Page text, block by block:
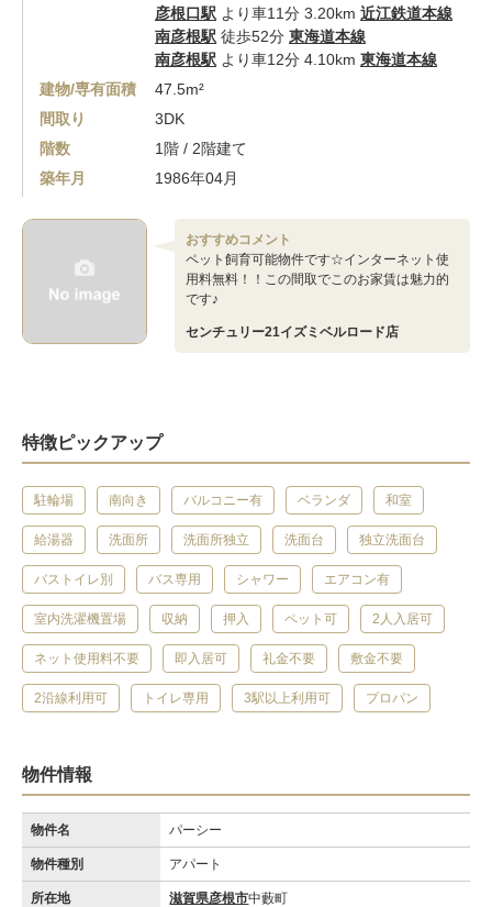
彦根口駅 より車11分 3.20km 近江鉄道本線
南彦根駅 徒歩52分 東海道本線
南彦根駅 より車12分 4.10km 東海道本線
建物/専有面積
47.5m²
間取り
3DK
階数
1階 / 2階建て
築年月
1986年04月
おすすめコメント
ペット飼育可能物件です☆インターネット使
用料無料！！この間取でこのお家賃は魅力的
です♪
センチュリー21イズミベルロード店
特徴ピックアップ
駐輪場 南向き バルコニー有 ベランダ 和室
給湯器 洗面所 洗面所独立 洗面台 独立洗面台
バストイレ別 バス専用 シャワー エアコン有
室内洗濯機置場 収納 押入 ペット可 2人入居可
ネット使用料不要 即入居可 礼金不要 敷金不要
2沿線利用可 トイレ専用 3駅以上利用可 プロパン
物件情報
物件名 パーシー
物件種別 アパート
所在地 滋賀県彦根市中藪町